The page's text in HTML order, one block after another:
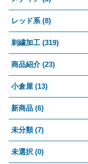
レッド系 (8)
刺繍加工 (319)
商品紹介 (23)
小倉屋 (13)
新商品 (6)
未分類 (7)
未選択 (0)